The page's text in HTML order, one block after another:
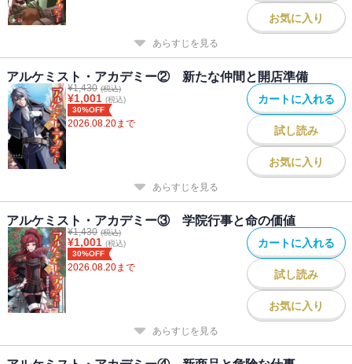
れば嬉しいです。
一話 実力の証明方法
二話 事前準備と再会
三話 閉ざされた廃村
四話 見習い騎士の駆け込み所
書籍版特典ＳＳ
エルダー・ボアの冀望
お気に入り
あらすじを見る
アルケミスト・アカデミー② 新たな仲間と開店準備
¥1,430 (税込)
¥1,001 (税込)
30%OFF
2026.08.20まで
カートに入れる
試し読み
お気に入り
あらすじを見る
アルケミスト・アカデミー③ 学院行事と命の価値
¥1,430 (税込)
¥1,001 (税込)
30%OFF
2026.08.20まで
カートに入れる
試し読み
お気に入り
あらすじを見る